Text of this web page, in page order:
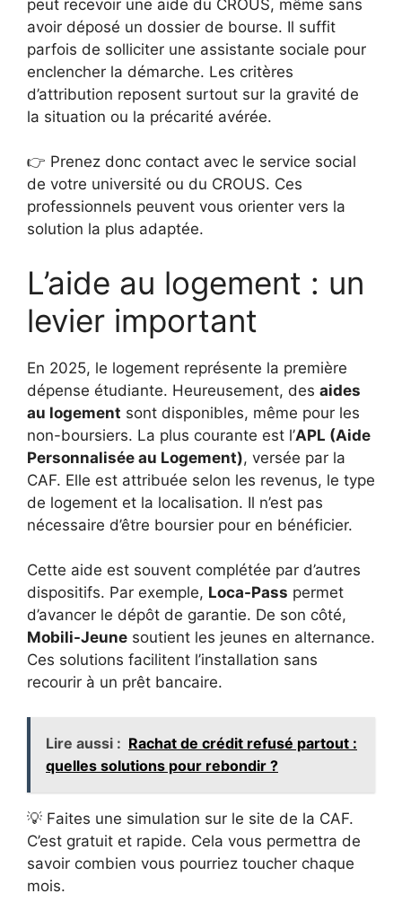
peut recevoir une aide du CROUS, même sans
avoir déposé un dossier de bourse. Il suffit
parfois de solliciter une assistante sociale pour
enclencher la démarche. Les critères
d’attribution reposent surtout sur la gravité de
la situation ou la précarité avérée.
👉 Prenez donc contact avec le service social
de votre université ou du CROUS. Ces
professionnels peuvent vous orienter vers la
solution la plus adaptée.
L’aide au logement : un
levier important
En 2025, le logement représente la première
dépense étudiante. Heureusement, des aides
au logement sont disponibles, même pour les
non-boursiers. La plus courante est l’APL (Aide
Personnalisée au Logement), versée par la
CAF. Elle est attribuée selon les revenus, le type
de logement et la localisation. Il n’est pas
nécessaire d’être boursier pour en bénéficier.
Cette aide est souvent complétée par d’autres
dispositifs. Par exemple, Loca-Pass permet
d’avancer le dépôt de garantie. De son côté,
Mobili-Jeune soutient les jeunes en alternance.
Ces solutions facilitent l’installation sans
recourir à un prêt bancaire.
Lire aussi : Rachat de crédit refusé partout :
quelles solutions pour rebondir ?
💡 Faites une simulation sur le site de la CAF.
C’est gratuit et rapide. Cela vous permettra de
savoir combien vous pourriez toucher chaque
mois.